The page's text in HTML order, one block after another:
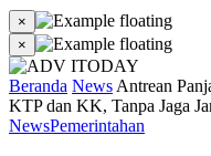
×
×
Beranda News Antrean
KTP dan KK, Tanpa Jaga
NewsPemerintahan